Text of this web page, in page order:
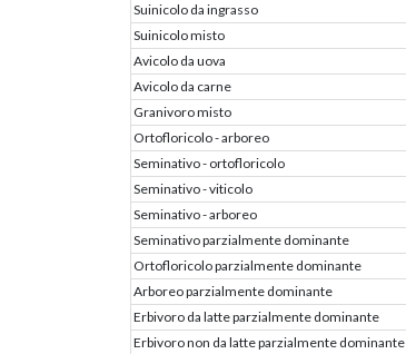
Suinicolo da ingrasso
Suinicolo misto
Avicolo da uova
Avicolo da carne
Granivoro misto
Ortofloricolo - arboreo
Seminativo - ortofloricolo
Seminativo - viticolo
Seminativo - arboreo
Seminativo parzialmente dominante
Ortofloricolo parzialmente dominante
Arboreo parzialmente dominante
Erbivoro da latte parzialmente dominante
Erbivoro non da latte parzialmente dominante